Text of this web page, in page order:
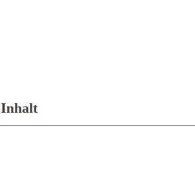
Inhalt